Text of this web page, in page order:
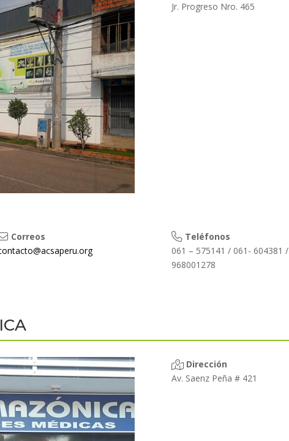
Jr. Progreso Nro. 465
Correos
Teléfonos
061 – 575141 / 061- 604381 /
968001278
Dirección
Av. Saenz Peña # 421